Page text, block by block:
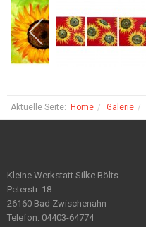
Aktuelle Seite: Home Galerie
Kleine Werkstatt Silke Bölts
Peterstr. 18
26160 Bad Zwischenahn
Telefon: 04403-64774